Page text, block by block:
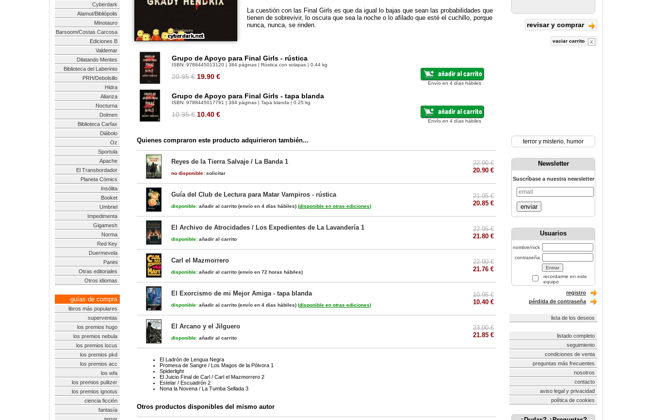
Cyberdark
Alamut/Bibliópolis
Minotauro
Barsoom/Costas Carcosa
Ediciones B
Valdemar
Dilatando Mentes
Biblioteca del Laberinto
PRH/Debolsillo
Hidra
Alianza
Nocturna
Dolmen
Biblioteca Carfax
Diábolo
Oz
Sportula
Apache
El Transbordador
Planeta Cómics
Insólita
Booket
Umbriel
Impedimenta
Gigamesh
Norma
Red Key
Duermevela
Panini
Otras editoriales
Otros idiomas
guías de compra
libros más populares
superventas
los premios hugo
los premios nebula
los premios locus
los premios pkd
los premios acc
los wfa
los premios pulitzer
los premios ignotus
ciencia ficción
fantasía
La cuestión con las Final Girls es que da igual lo bajas que sean las probabilidades que
tienen de sobrevivir, lo oscura que sea la noche o lo afilado que esté el cuchillo, porque
nunca, nunca, se rinden.
Grupo de Apoyo para Final Girls - rústica
ISBN: 9788445013120 | 384 páginas | Rústica con solapas | 0.44 kg
20.95 € 19.90 €
Envío en 4 días hábiles
Grupo de Apoyo para Final Girls - tapa blanda
ISBN: 9788445017791 | 384 páginas | Tapa blanda | 0.25 kg
10.95 € 10.40 €
Envío en 4 días hábiles
Quienes compraron este producto adquirieron también...
Reyes de la Tierra Salvaje / La Banda 1
no disponible: solicitar
22.00 €
20.90 €
Guía del Club de Lectura para Matar Vampiros - rústica
disponible: añadir al carrito (envío en 4 días hábiles) (disponible en otras ediciones)
21.95 €
20.85 €
El Archivo de Atrocidades / Los Expedientes de La Lavandería 1
disponible: añadir al carrito
22.95 €
21.80 €
Carl el Mazmorrero
disponible: añadir al carrito (envío en 72 horas hábiles)
22.90 €
21.76 €
El Exorcismo de mi Mejor Amiga - tapa blanda
disponible: añadir al carrito (envío en 4 días hábiles) (disponible en otras ediciones)
10.95 €
10.40 €
El Arcano y el Jilguero
disponible: añadir al carrito
23.00 €
21.85 €
El Ladrón de Lengua Negra
Promesa de Sangre / Los Magos de la Pólvora 1
Spiderlight
El Juicio Final de Carl / Carl el Mazmorrero 2
Estelar / Escuadrón 2
Nona la Novena / La Tumba Sellada 3
Otros productos disponibles del mismo autor
revisar y comprar
vaciar carrito
terror y misterio, humor
Newsletter
Suscríbase a nuestra newsletter
enviar
Usuarios
nombre/nick
contraseña
recordarme en este
equipo
registro
pérdida de contraseña
lista de los deseos
listado completo
seguimiento
condiciones de venta
preguntas más frecuentes
nosotros
contacto
aviso legal y privacidad
política de cookies